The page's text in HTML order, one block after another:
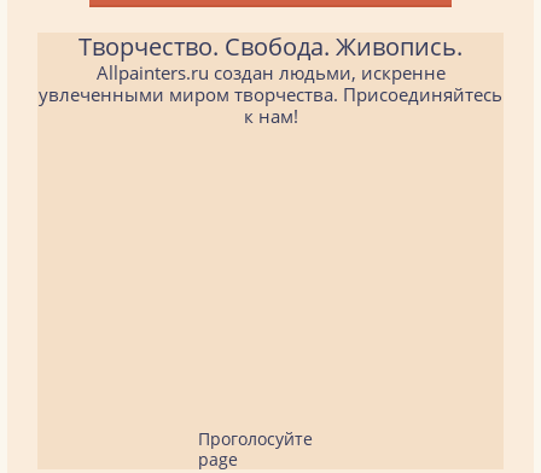
Творчество. Свобода. Живопись.
Allpainters.ru создан людьми, искренне
увлеченными миром творчества. Присоединяйтесь
к нам!
Проголосуйте
page